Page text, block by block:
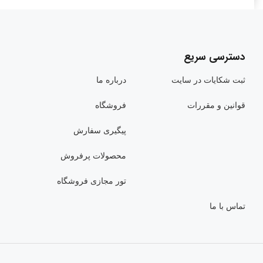
دسترسی سریع
ثبت شکایات در سایت درباره ما
قوانین و مقررات فروشگاه
پیگیری سفارش
محصولات پرفروش
تور مجازی فروشگاه
تماس با ما